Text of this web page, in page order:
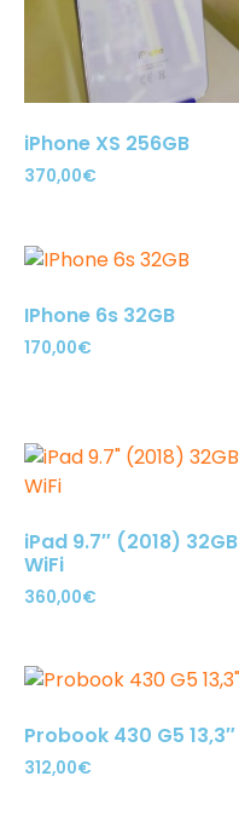
iPhone XS 256GB
370,00€
IPhone 6s 32GB
170,00€
iPad 9.7″ (2018) 32GB
WiFi
360,00€
Probook 430 G5 13,3″
312,00€